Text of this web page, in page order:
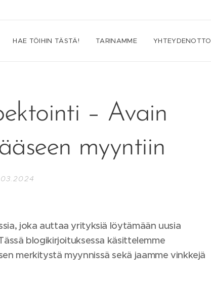
HAE TÖIHIN TÄSTÄ! TARINAMME YHTEYDENOTTO
– Avain
myyntiin
joka auttaa yrityksiä löytämään uusia
blogikirjoituksessa käsittelemme
merkitystä myynnissä sekä jaamme vinkkejä